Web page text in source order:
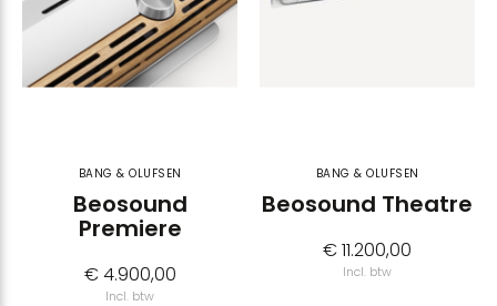
BANG & OLUFSEN
Beosound
Premiere
€ 4.900,00
Incl. btw
BANG & OLUFSEN
Beosound Theatre
€ 11.200,00
Incl. btw